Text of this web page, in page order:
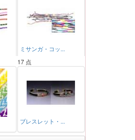
ミサンガ・コッ...
17 点
ブレスレット・...